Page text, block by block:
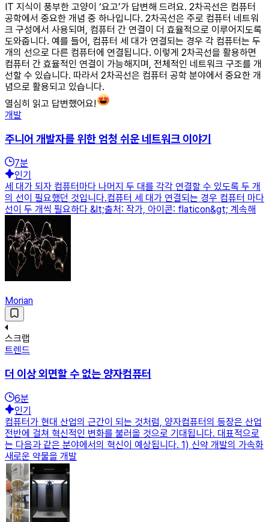
IT 지식이 풍부한 고양이 ‘요고’가 답변해 드려요. 2차곡선은 컴퓨터
공학에서 중요한 개념 중 하나입니다. 2차곡선은 주로 컴퓨터 네트워
크 구성에서 사용되며, 컴퓨터 간 연결이 더 효율적으로 이루어지도록
도와줍니다. 예를 들어, 컴퓨터 세 대가 연결되는 경우 각 컴퓨터는 두
개의 선으로 다른 컴퓨터에 연결됩니다. 이렇게 2차곡선을 활용하면
컴퓨터 간 효율적인 연결이 가능해지며, 전체적인 네트워크 구조를 개
선할 수 있습니다. 따라서 2차곡선은 컴퓨터 공학 분야에서 중요한 개
념으로 활용되고 있습니다.
열심히 읽고 답변했어요!
개발
주니어 개발자를 위한 엄청 쉬운 네트워크 이야기
7분
인기
세 대가 되자 컴퓨터마다 나머지 두 대를 각각 연결할 수 있도록 두 개
의 선이 필요했던 것입니다.컴퓨터 세 대가 연결되는 경우 컴퓨터 마다
선이 두 개씩 필요하다 &lt;출처: 작가, 아이콘: flaticon&gt; 계속해
Morian
스크랩
트렌드
더 이상 외면할 수 없는 양자컴퓨터
6분
인기
컴퓨터가 현대 산업의 근간이 되는 것처럼, 양자컴퓨터의 등장은 산업
전반에 걸쳐 혁신적인 변화를 불러올 것으로 기대됩니다. 대표적으로
는 다음과 같은 분야에서의 혁신이 예상됩니다. 1) 신약 개발의 가속화
새로운 약물을 개발